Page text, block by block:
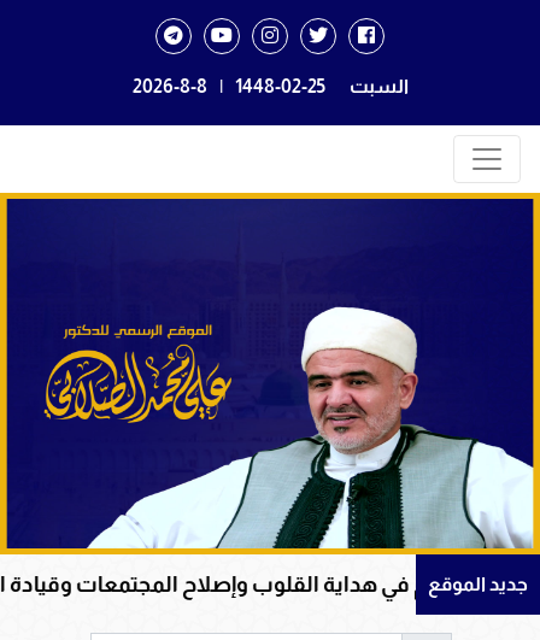
السبت 1448-02-25
|
2026-8-8
جديد الموقع
القلوب وإصلاح المجتمعات وقيادة الإنسانية إلى